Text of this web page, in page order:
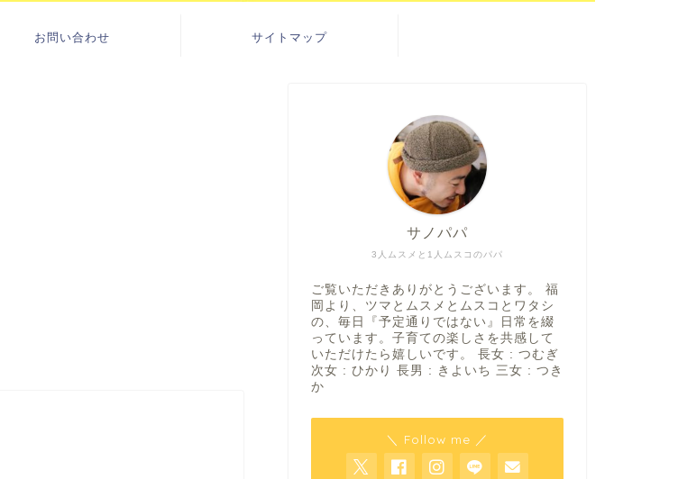
お問い合わせ サイトマップ
3人ムスメと1人ムスコのパパ
サノパパ
ご覧いただきありがとうございます。 福
岡より、ツマとムスメとムスコとワタシ
の、毎日『予定通りではない』日常を綴
っています。子育ての楽しさを共感して
いただけたら嬉しいです。 長女 : つむぎ
次女 : ひかり 長男 : きよいち 三女 : つき
か
＼ Follow me ／